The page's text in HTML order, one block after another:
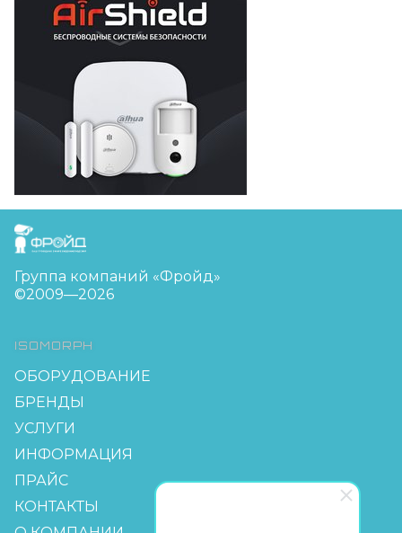
FreudGroup
Группа компаний «Фройд»
©2009—2026
ISOMORPH
ОБОРУДОВАНИЕ
БРЕНДЫ
УСЛУГИ
ИНФОРМАЦИЯ
ПРАЙС
КОНТАКТЫ